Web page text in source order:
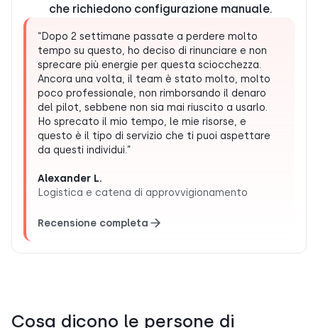
che richiedono configurazione manuale.
“Dopo 2 settimane passate a perdere molto
tempo su questo, ho deciso di rinunciare e non
sprecare più energie per questa sciocchezza.
Ancora una volta, il team è stato molto, molto
poco professionale, non rimborsando il denaro
del pilot, sebbene non sia mai riuscito a usarlo.
Ho sprecato il mio tempo, le mie risorse, e
questo è il tipo di servizio che ti puoi aspettare
da questi individui.”
Alexander L.
Logistica e catena di approvvigionamento
Recensione completa
Cosa dicono le persone di